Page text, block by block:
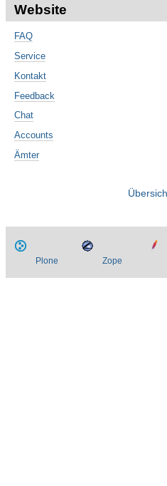
Website
FAQ
Service
Kontakt
Feedback
Chat
Accounts
Ämter
Plone Zope